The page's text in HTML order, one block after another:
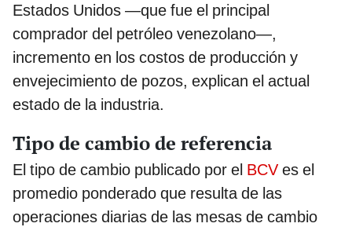
Estados Unidos —que fue el principal
comprador del petróleo venezolano—,
incremento en los costos de producción y
envejecimiento de pozos, explican el actual
estado de la industria.
Tipo de cambio de referencia
El tipo de cambio publicado por el BCV es el
promedio ponderado que resulta de las
operaciones diarias de las mesas de cambio